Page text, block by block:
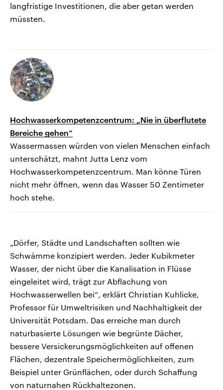
langfristige Investitionen, die aber getan werden
müssten.
Hochwasserkompetenzcentrum: „Nie in überflutete
Bereiche gehen“
Wassermassen würden von vielen Menschen einfach
unterschätzt, mahnt Jutta Lenz vom
Hochwasserkompetenzcentrum. Man könne Türen
nicht mehr öffnen, wenn das Wasser 50 Zentimeter
hoch stehe.
„Dörfer, Städte und Landschaften sollten wie
Schwämme konzipiert werden. Jeder Kubikmeter
Wasser, der nicht über die Kanalisation in Flüsse
eingeleitet wird, trägt zur Abflachung von
Hochwasserwellen bei“, erklärt Christian Kuhlicke,
Professor für Umweltrisiken und Nachhaltigkeit der
Universität Potsdam. Das erreiche man durch
naturbasierte Lösungen wie begrünte Dächer,
bessere Versickerungsmöglichkeiten auf offenen
Flächen, dezentrale Speichermöglichkeiten, zum
Beispiel unter Grünflächen, oder durch Schaffung
von naturnahen Rückhaltezonen.